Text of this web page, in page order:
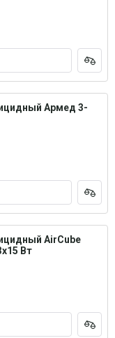
Армед 3-
AirCube
Вт